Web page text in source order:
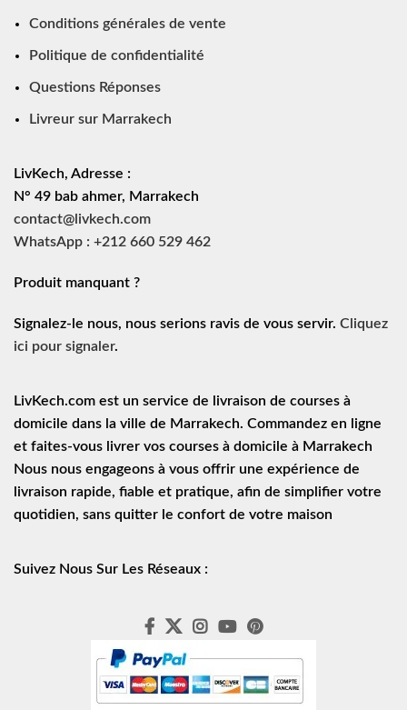
Conditions générales de vente
Politique de confidentialité
Questions Réponses
Livreur sur Marrakech
LivKech, Adresse :
N° 49 bab ahmer, Marrakech
contact@livkech.com
WhatsApp : +212 660 529 462
Produit manquant ?
Signalez-le nous, nous serions ravis de vous servir. Cliquez
ici pour signaler.
LivKech.com est un service de
livraison de courses à
domicile dans la ville de Marrakech. Commandez en ligne
et faites-vous livrer vos courses à domicile à Marrakech
Nous nous engageons à vous offrir une expérience de
livraison rapide, fiable et pratique, afin de simplifier votre
quotidien, sans quitter le confort de votre maison
Suivez Nous Sur Les Réseaux :